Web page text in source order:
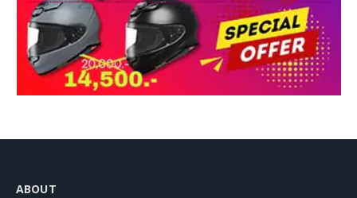
ABOUT